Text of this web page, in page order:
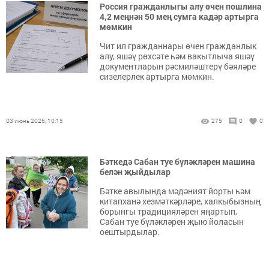
Россия гражданлыгы алу өчен пошлина
4,2 меңнән 50 мең сумга кадәр артырга
мөмкин
Чит ил гражданнары өчен гражданлык
алу, яшәү рөхсәте һәм вакытлыча яшәү
документларын рәсмиләштерү бәяләре
сизелерлек артырга мөмкин.
03 июнь 2026, 10:15 275 0 0
Бәткедә Сабан туе бүләкләрен машина
белән җыйдылар
Бәтке авылында мәдәният йорты һәм
китапханә хезмәткәрләре, халкыбызның
борынгы традицияләрен яңартып,
Сабан туе бүләкләрен җыю йоласын
оештырдылар.